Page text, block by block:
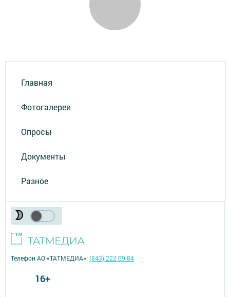
Главная
Фотогалереи
Опросы
Документы
Разное
Телефон АО «ТАТМЕДИА»:(843) 222 09 84
16+